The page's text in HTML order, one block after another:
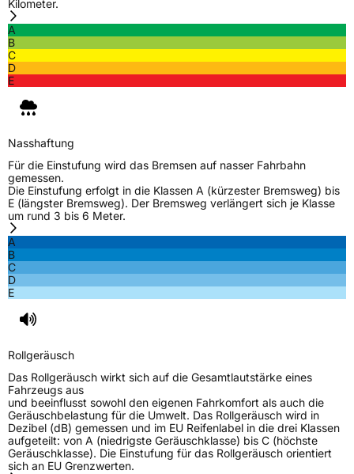
Kilometer.
A
B
C
D
E
Nasshaftung
Für die Einstufung wird das Bremsen auf nasser Fahrbahn
gemessen.
Die Einstufung erfolgt in die Klassen A (kürzester Bremsweg) bis
E (längster Bremsweg). Der Bremsweg verlängert sich je Klasse
um rund 3 bis 6 Meter.
A
B
C
D
E
Rollgeräusch
Das Rollgeräusch wirkt sich auf die Gesamtlautstärke eines
Fahrzeugs aus
und beeinflusst sowohl den eigenen Fahrkomfort als auch die
Geräuschbelastung für die Umwelt. Das Rollgeräusch wird in
Dezibel (dB) gemessen und im EU Reifenlabel in die drei Klassen
aufgeteilt: von A (niedrigste Geräuschklasse) bis C (höchste
Geräuschklasse). Die Einstufung für das Rollgeräusch orientiert
sich an EU Grenzwerten.